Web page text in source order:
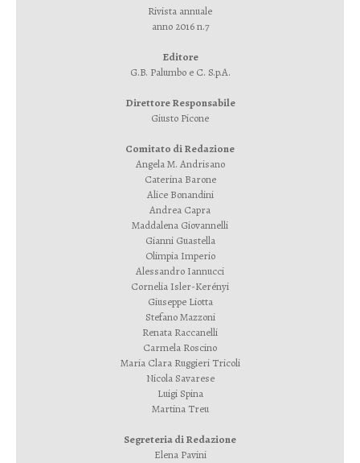
Rivista annuale
anno 2016 n.7
Editore
G.B. Palumbo e C. S.p.A.
Direttore Responsabile
Giusto Picone
Comitato di Redazione
Angela M. Andrisano
Caterina Barone
Alice Bonandini
Andrea Capra
Maddalena Giovannelli
Gianni Guastella
Olimpia Imperio
Alessandro Iannucci
Cornelia Isler-Kerényi
Giuseppe Liotta
Stefano Mazzoni
Renata Raccanelli
Carmela Roscino
Maria Clara Ruggieri Tricoli
Nicola Savarese
Luigi Spina
Martina Treu
Segreteria di Redazione
Elena Pavini